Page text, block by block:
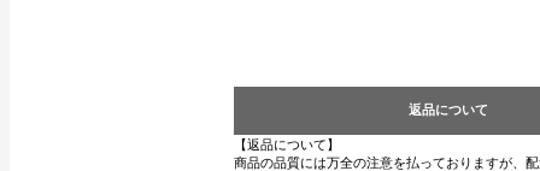
返品について
【返品について】
商品の品質には万全の注意を払っておりますが、